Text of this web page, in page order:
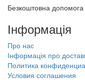
Безкоштовна допомога
Інформація
Про нас
Інформація про
Политика
Условия соглашения